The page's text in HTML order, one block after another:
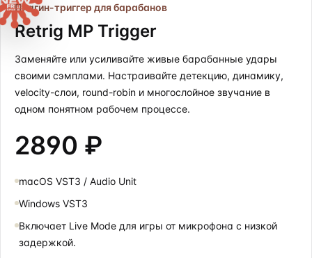
Плагин-триггер для барабанов
Retrig MP Trigger
Заменяйте или усиливайте живые барабанные удары
своими сэмплами. Настраивайте детекцию, динамику,
velocity-слои, round-robin и многослойное звучание в
одном понятном рабочем процессе.
2890 ₽
macOS VST3 / Audio Unit
Windows VST3
Включает Live Mode для игры от микрофона с низкой
задержкой.